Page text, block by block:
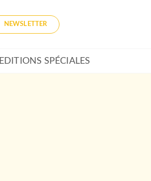
NEWSLETTER
EDITIONS SPÉCIALES